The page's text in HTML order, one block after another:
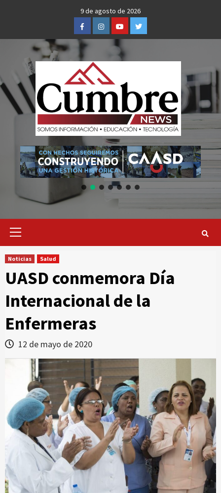
9 de agosto de 2026
FacebookInstagramYoutubeTwitter
Primary
Noticias Salud
UASD conmemora Día
Internacional de la
Enfermeras
12 de mayo de 2020